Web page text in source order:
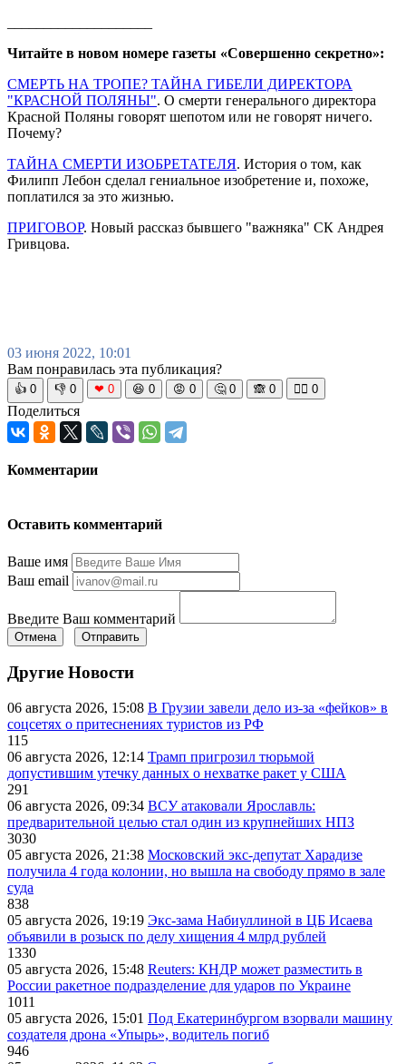
Читайте в новом номере газеты «Совершенно секретно»:
СМЕРТЬ НА ТРОПЕ? ТАЙНА ГИБЕЛИ ДИРЕКТОРА
"КРАСНОЙ ПОЛЯНЫ". О смерти генерального директора
Красной Поляны говорят шепотом или не говорят ничего.
Почему?
ТАЙНА СМЕРТИ ИЗОБРЕТАТЕЛЯ. История о том, как
Филипп Лебон сделал гениальное изобретение и, похоже,
поплатился за это жизнью.
ПРИГОВОР. Новый рассказ бывшего "важняка" СК Андрея
Гривцова.
03 июня 2022, 10:01
Вам понравилась эта публикация?
👍 0 👎 0 ❤ 0 😆 0 😡 0 🤔 0 🙈 0 🧘‍♀️ 0
Поделиться
Комментарии
Оставить комментарий
Ваше имя
Ваш email
Введите Ваш комментарий
Отмена Отправить
Другие Новости
06 августа 2026, 15:08 В Грузии завели дело из-за «фейков» в
соцсетях о притеснениях туристов из РФ
115
06 августа 2026, 12:14 Трамп пригрозил тюрьмой
допустившим утечку данных о нехватке ракет у США
291
06 августа 2026, 09:34 ВСУ атаковали Ярославль:
предварительной целью стал один из крупнейших НПЗ
3030
05 августа 2026, 21:38 Московский экс-депутат Харадизе
получила 4 года колонии, но вышла на свободу прямо в зале
суда
838
05 августа 2026, 19:19 Экс-зама Набиуллиной в ЦБ Исаева
объявили в розыск по делу хищения 4 млрд рублей
1330
05 августа 2026, 15:48 Reuters: КНДР может разместить в
России ракетное подразделение для ударов по Украине
1011
05 августа 2026, 15:01 Под Екатеринбургом взорвали машину
создателя дрона «Упырь», водитель погиб
946